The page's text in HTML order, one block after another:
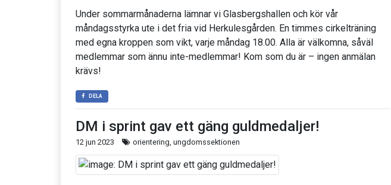
Under sommarmånaderna lämnar vi Glasbergshallen och kör vår
måndagsstyrka ute i det fria vid Herkulesgården. En timmes cirkelträning
med egna kroppen som vikt, varje måndag 18.00. Alla är välkomna, såväl
medlemmar som ännu inte-medlemmar! Kom som du är – ingen anmälan
krävs!
DELA
DM i sprint gav ett gäng guldmedaljer!
12 jun 2023 orientering, ungdomssektionen